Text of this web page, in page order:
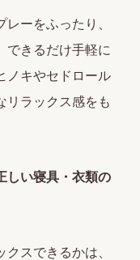
ーをふったり、
できるだけ手軽に
ノキやセドロール
リラックス感をも
い寝具・衣類の
スできるかは、